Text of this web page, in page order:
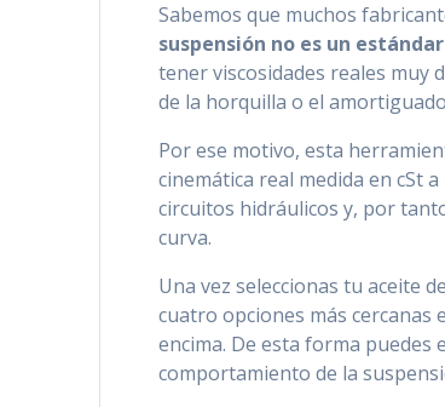
Sabemos que muchos
suspensión no es un
tener viscosidades reales muy
de la horquilla o el
Por ese motivo, esta
cinemática real medida en cSt
circuitos hidráulicos y, por
curva.
Una vez seleccionas tu aceite
cuatro opciones más
encima. De esta forma
comportamiento de la